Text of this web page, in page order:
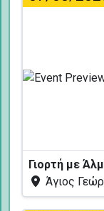
Γιορτή με
Άγιος